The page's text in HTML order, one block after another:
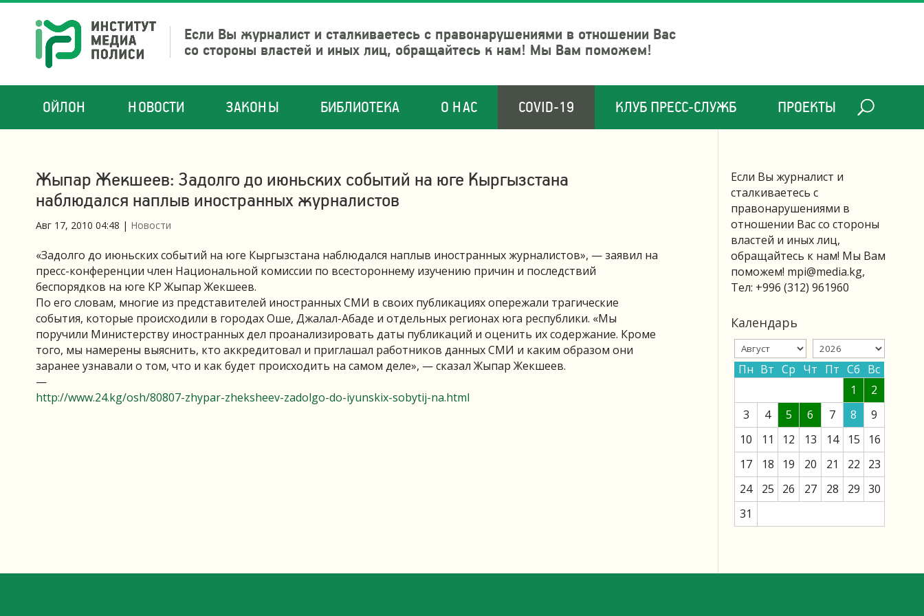
Если Вы журналист и сталкиваетесь с правонарушениями в отношении Вас
со стороны властей и иных лиц, обращайтесь к нам! Мы Вам поможем!
ОЙЛОН НОВОСТИ ЗАКОНЫ БИБЛИОТЕКА О НАС COVID-19 КЛУБ ПРЕСС-СЛУЖБ ПРОЕКТЫ
Жыпар Жекшеев: Задолго до июньских событий на юге Кыргызстана
наблюдался наплыв иностранных журналистов
Авг 17, 2010 04:48 | Новости
«Задолго до июньских событий на юге Кыргызстана наблюдался наплыв иностранных журналистов», — заявил на
пресс-конференции член Национальной комиссии по всестороннему изучению причин и последствий
беспорядков на юге КР Жыпар Жекшеев.
По его словам, многие из представителей иностранных СМИ в своих публикациях опережали трагические
события, которые происходили в городах Оше, Джалал-Абаде и отдельных регионах юга республики. «Мы
поручили Министерству иностранных дел проанализировать даты публикаций и оценить их содержание. Кроме
того, мы намерены выяснить, кто аккредитовал и приглашал работников данных СМИ и каким образом они
заранее узнавали о том, что и как будет происходить на самом деле», — сказал Жыпар Жекшеев.
—
http://www.24.kg/osh/80807-zhypar-zheksheev-zadolgo-do-iyunskix-sobytij-na.html
Если Вы журналист и
сталкиваетесь с
правонарушениями в
отношении Вас со стороны
властей и иных лиц,
обращайтесь к нам! Мы Вам
поможем! mpi@media.kg,
Тел: +996 (312) 961960
Календарь
Пн Вт Ср Чт Пт Сб Вс
1
2
3
4 5 6 7 8
9
10
11 12 13 14 15
16
17
18 19 20 21 22
23
24
25 26 27 28 29 30
31